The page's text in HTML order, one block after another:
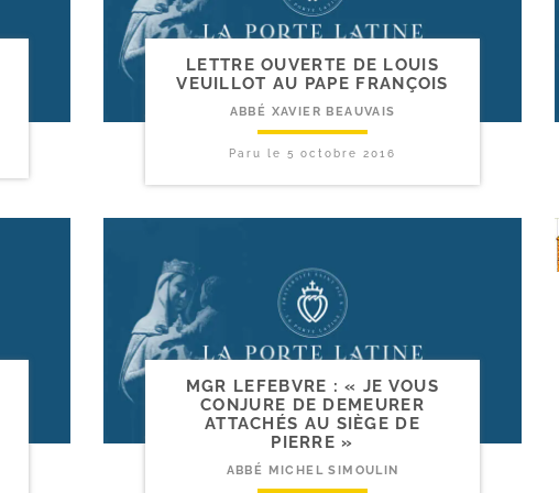
LETTRE OUVERTE DE LOUIS
VEUILLOT AU PAPE FRANÇOIS
ABBÉ XAVIER BEAUVAIS
Paru le 5 octobre 2016
MGR LEFEBVRE : « JE VOUS
CONJURE DE DEMEURER
ATTACHÉS AU SIÈGE DE
PIERRE »
ABBÉ MICHEL SIMOULIN